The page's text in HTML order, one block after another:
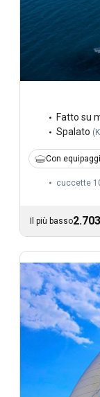
Fatto su
Spalato (
Con
cuccette
Il più basso